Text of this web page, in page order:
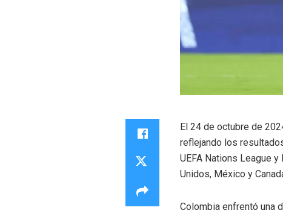
El 24 de octubre de
reflejando los
UEFA Nations League
Unidos, México y
Colombia enfrentó una